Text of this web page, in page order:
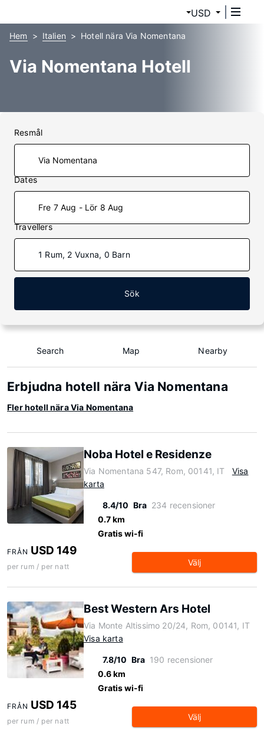
USD
Hem Italien Hotell nära Via Nomentana
Via Nomentana Hotell
Resmål
Dates
Fre 7 Aug - Lör 8 Aug
Travellers
1 Rum, 2 Vuxna, 0 Barn
Sök
Search Map Nearby
Erbjudna hotell nära Via Nomentana
Fler hotell nära Via Nomentana
Noba Hotel e Residenze
Via Nomentana 547, Rom, 00141, IT
Visa
karta
8.4/10 Bra 234 recensioner
0.7 km
Gratis wi-fi
FRÅN USD 149
per rum / per natt Välj
Best Western Ars Hotel
Via Monte Altissimo 20/24, Rom, 00141, IT
Visa karta
7.8/10 Bra 190 recensioner
0.6 km
Gratis wi-fi
FRÅN USD 145
per rum / per natt Välj